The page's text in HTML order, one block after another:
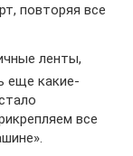
повторяя все
ленты,
еще какие-
все